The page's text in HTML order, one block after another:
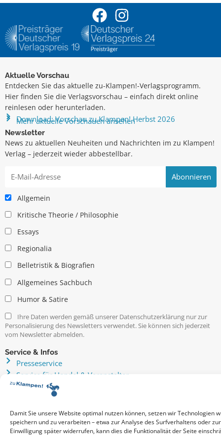
Damit Sie unsere Website optimal nutzen können, setzen wir Technologien
speichern und zu verarbeiten – etwa zur Analyse des Surfverhaltens oder
Einwilligung später widerrufen, kann dies die Funktionalität der Seite
Aktuelle Vorschau
Entdecken Sie das aktuelle zu-Klampen!-Verlagsprogramm.
Hier finden Sie die Verlagsvorschau – einfach direkt online
reinlesen oder herunterladen.
Download: Vorschau zu Klampen! Herbst 2026
Mehr aktuelle Vorschauen ansehen
Newsletter
News zu aktuellen Neuheiten und Nachrichten im zu Klampen!
Verlag – jederzeit wieder abbestellbar.
Allgemein
Kritische Theorie / Philosophie
Essays
Regionalia
Belletristik & Biografien
Allgemeines Sachbuch
Humor & Satire
Ihre Daten werden gemäß unserer Datenschutzerklärung nur zur
Personalisierung des Newsletters verwendet. Sie können sich jederzeit
vom Newsletter abmelden.
Service & Infos
Presseservice
Service für Handel & Veranstalter
Infos zur Manuskripteinreichung
Praktikumsstellen
Kontakt & Ansprechpartner
Impressum
Datenschutz